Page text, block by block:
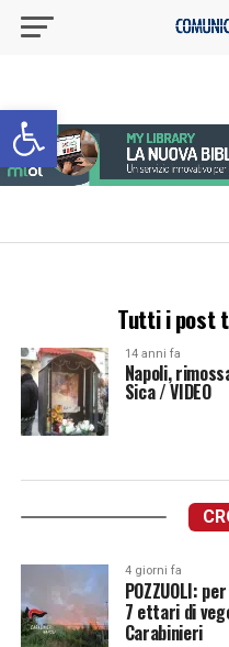
Apri la barra degli strumenti
Tutti i post
14 anni fa
Napoli,
Sica / VIDEO
4 giorni fa
POZZUOLI:
7 ettari di
Carabinieri